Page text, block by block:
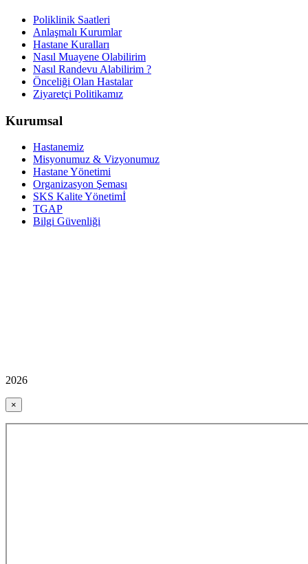
Poliklinik Saatleri
Anlaşmalı Kurumlar
Hastane Kuralları
Nasıl Muayene Olabilirim
Nasıl Randevu Alabilirim ?
Önceliği Olan Hastalar
Ziyaretçi Politikamız
Kurumsal
Hastanemiz
Misyonumuz & Vizyonumuz
Hastane Yönetimi
Organizasyon Şeması
SKS Kalite Yönetimİ
TGAP
Bilgi Güvenliği
2026
×